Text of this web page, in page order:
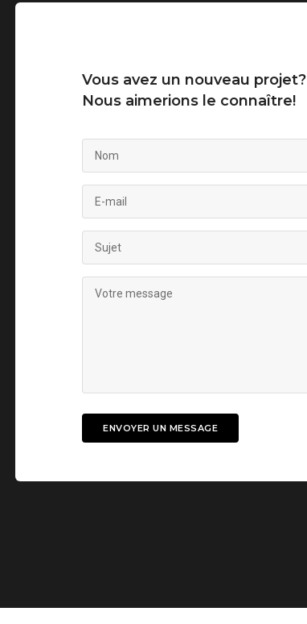
Vous avez un nouveau projet?
Nous aimerions le connaître!